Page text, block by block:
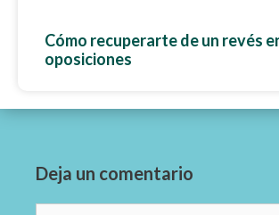
Cómo recuperarte de un revés
oposiciones
Deja un comentario